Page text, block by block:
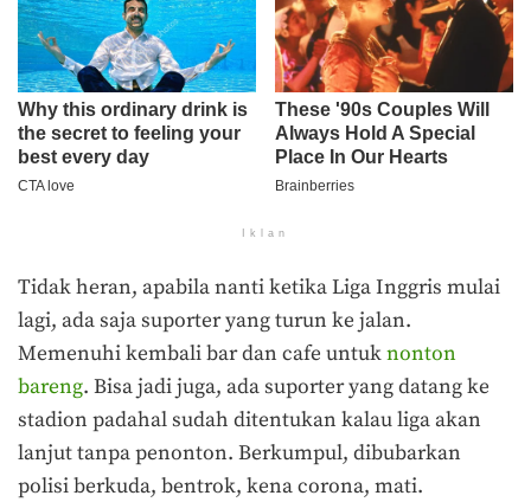
Iklan
Tidak heran, apabila nanti ketika Liga Inggris mulai
lagi, ada saja suporter yang turun ke jalan.
Memenuhi kembali bar dan cafe untuknonton
bareng. Bisa jadi juga, ada suporter yang datang ke
stadion padahal sudah ditentukan kalau liga akan
lanjut tanpa penonton. Berkumpul, dibubarkan
polisi berkuda, bentrok, kena corona, mati.